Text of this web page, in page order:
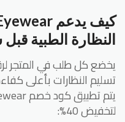
النظارة الطبية
يخضع كل طلب في المتجر
تسليم النظارات بأعلى
لتخفيض 40%: